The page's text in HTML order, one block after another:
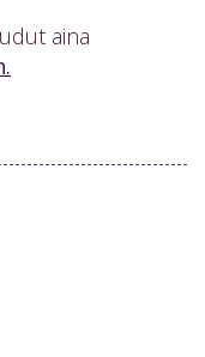
aina